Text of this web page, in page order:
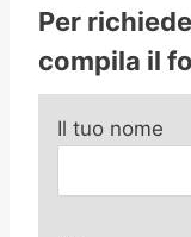
Per
compila il
Il tuo nome